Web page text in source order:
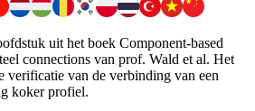
uit het boek Component-based
connections van prof. Wald et al. Het
verificatie van de verbinding van een
koker profiel.